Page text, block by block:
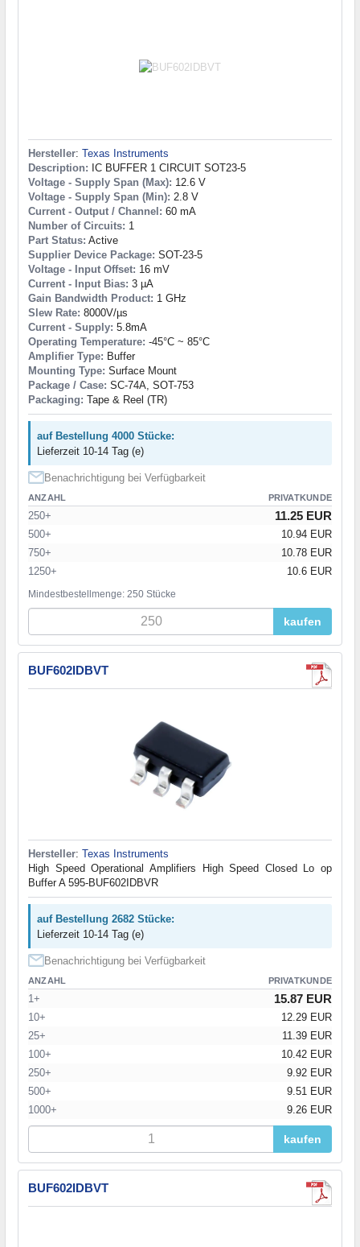
Hersteller: Texas Instruments
Description: IC BUFFER 1 CIRCUIT SOT23-5
Voltage - Supply Span (Max): 12.6 V
Voltage - Supply Span (Min): 2.8 V
Current - Output / Channel: 60 mA
Number of Circuits: 1
Part Status: Active
Supplier Device Package: SOT-23-5
Voltage - Input Offset: 16 mV
Current - Input Bias: 3 µA
Gain Bandwidth Product: 1 GHz
Slew Rate: 8000V/µs
Current - Supply: 5.8mA
Operating Temperature: -45°C ~ 85°C
Amplifier Type: Buffer
Mounting Type: Surface Mount
Package / Case: SC-74A, SOT-753
Packaging: Tape & Reel (TR)
auf Bestellung 4000 Stücke:
Lieferzeit 10-14 Tag (e)
Benachrichtigung bei Verfügbarkeit
ANZAHL PRIVATKUNDE
250+ 11.25 EUR
500+
10.94 EUR
750+
10.78 EUR
1250+
10.6 EUR
Mindestbestellmenge: 250 Stücke
kaufen
BUF602IDBVT
Hersteller: Texas Instruments
High Speed Operational Amplifiers High Speed Closed Lo op
Buffer A 595-BUF602IDBVR
auf Bestellung 2682 Stücke:
Lieferzeit 10-14 Tag (e)
Benachrichtigung bei Verfügbarkeit
ANZAHL PRIVATKUNDE
1+ 15.87 EUR
10+
12.29 EUR
25+
11.39 EUR
100+
10.42 EUR
250+
9.92 EUR
500+
9.51 EUR
1000+
9.26 EUR
kaufen
BUF602IDBVT